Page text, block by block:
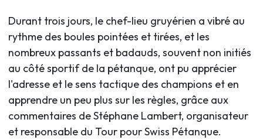
Durant trois jours, le chef-lieu gruyérien a vibré au
rythme des boules pointées et tirées, et les
nombreux passants et badauds, souvent non initiés
au côté sportif de la pétanque, ont pu apprécier
l'adresse et le sens tactique des champions et en
apprendre un peu plus sur les règles, grâce aux
commentaires de Stéphane Lambert, organisateur
et responsable du Tour pour Swiss Pétanque.